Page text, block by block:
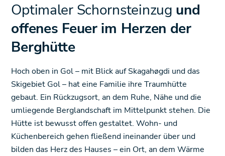
Optimaler Schornsteinzug und
offenes Feuer im Herzen der
Berghütte
Hoch oben in Gol – mit Blick auf Skagahøgdi und das
Skigebiet Gol – hat eine Familie ihre Traumhütte
gebaut. Ein Rückzugsort, an dem Ruhe, Nähe und die
umliegende Berglandschaft im Mittelpunkt stehen. Die
Hütte ist bewusst offen gestaltet. Wohn- und
Küchenbereich gehen fließend ineinander über und
bilden das Herz des Hauses – ein Ort, an dem Wärme